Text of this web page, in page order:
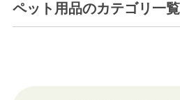
ペット用品のカテゴリ一覧